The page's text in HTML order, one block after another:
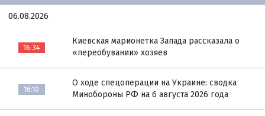
06.08.2026
16:34
Киевская марионетка Запада рассказала о
«переобувании» хозяев
16:10
О ходе спецоперации на Украине: сводка
Минобороны РФ на 6 августа 2026 года